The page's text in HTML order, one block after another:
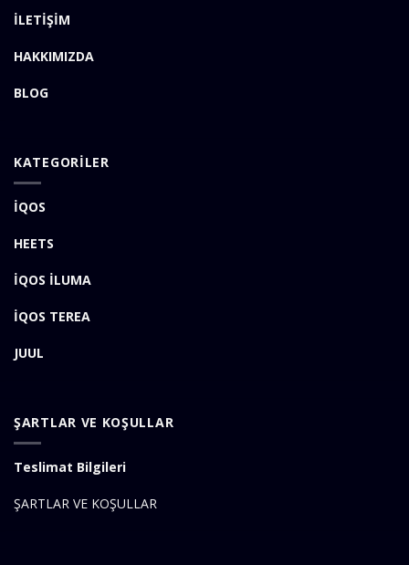
İLETİŞİM
HAKKIMIZDA
BLOG
KATEGORİLER
İQOS
HEETS
İQOS İLUMA
İQOS TEREA
JUUL
ŞARTLAR VE KOŞULLAR
Teslimat Bilgileri
ŞARTLAR VE KOŞULLAR